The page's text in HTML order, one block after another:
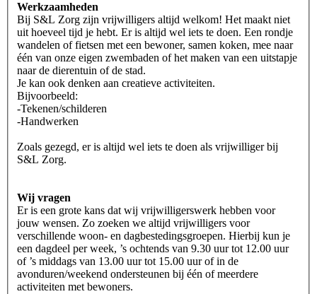
Werkzaamheden
Bij S&L Zorg zijn vrijwilligers altijd welkom! Het maakt niet
uit hoeveel tijd je hebt. Er is altijd wel iets te doen. Een rondje
wandelen of fietsen met een bewoner, samen koken, mee naar
één van onze eigen zwembaden of het maken van een uitstapje
naar de dierentuin of de stad.
Je kan ook denken aan creatieve activiteiten.
Bijvoorbeeld:
-Tekenen/schilderen
-Handwerken
Zoals gezegd, er is altijd wel iets te doen als vrijwilliger bij
S&L Zorg.
Wij vragen
Er is een grote kans dat wij vrijwilligerswerk hebben voor
jouw wensen. Zo zoeken we altijd vrijwilligers voor
verschillende woon- en dagbestedingsgroepen. Hierbij kun je
een dagdeel per week, ’s ochtends van 9.30 uur tot 12.00 uur
of ’s middags van 13.00 uur tot 15.00 uur of in de
avonduren/weekend ondersteunen bij één of meerdere
activiteiten met bewoners.